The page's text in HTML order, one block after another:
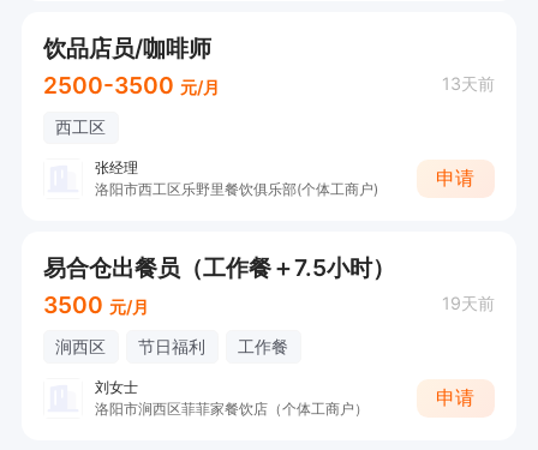
饮品店员/咖啡师
2500-3500 元/月 13天前
西工区
张经理
洛阳市西工区乐野里餐饮俱乐部(个体工商户)
申请
易合仓出餐员（工作餐＋7.5小时）
3500 元/月 19天前
涧西区 节日福利 工作餐
刘女士
洛阳市涧西区菲菲家餐饮店（个体工商户）
申请